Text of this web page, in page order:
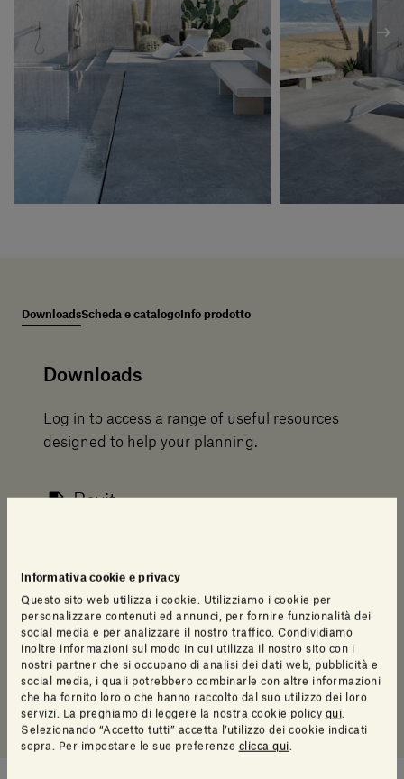
Informativa cookie e privacy
Questo sito web utilizza i cookie. Utilizziamo i cookie per
personalizzare contenuti ed annunci, per fornire funzionalità dei
social media e per analizzare il nostro traffico. Condividiamo
inoltre informazioni sul modo in cui utilizza il nostro sito con i
nostri partner che si occupano di analisi dei dati web, pubblicità e
social media, i quali potrebbero combinarle con altre informazioni
che ha fornito loro o che hanno raccolto dal suo utilizzo dei loro
servizi. La preghiamo di leggere la nostra cookie policy qui
Selezionando “Accetto tutti” accetta l’utilizzo dei cookie indicati
sopra. Per impostare le sue preferenze clicca qui
DownloadsScheda e catalogo Info prodotto
Downloads
Log in to access a range of useful resources
designed to help your planning.
Revit
Scheda di posa
Video installazione
Disegni Sketchup